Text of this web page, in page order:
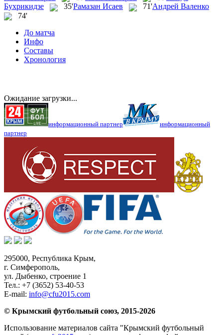
Бухрикидзе
35'Рамазан Исаев 71'Андрей Валенко
74'
До матча
Инфо
Составы
Хронология
Ожидание загрузки...
информационный партнер
информационный
партнер
295000, Республика Крым,
г. Симферополь,
ул. Дыбенко, строение 1
Тел.: +7 (3652) 53-40-53
E-mail: info@cfu2015.com
© Крымский футбольный союз, 2015-2026
Использование материалов сайта "Крымский футбольный